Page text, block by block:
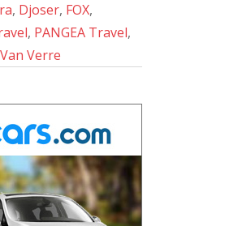
, Djoser, FOX,
, PANGEA Travel,
Van Verre